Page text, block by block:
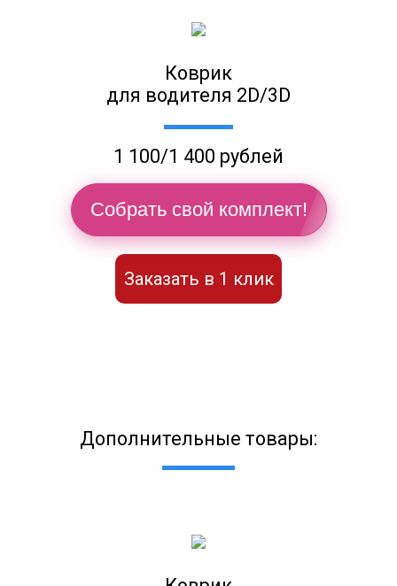
Коврик
для водителя 2D/3D
1 100/1 400 рублей
Собрать свой комплект!
Заказать в 1 клик
Дополнительные товары: